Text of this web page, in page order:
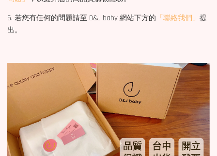
5. 若您有任何的問題請至 D&J baby 網站下方的 「聯絡我們」 提
出。